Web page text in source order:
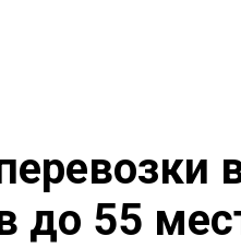
до 55